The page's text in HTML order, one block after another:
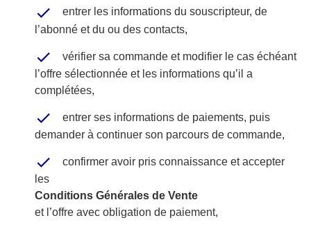
entrer les informations du souscripteur, de
l’abonné et du ou des contacts,
vérifier sa commande et modifier le cas échéant
l’offre sélectionnée et les informations qu’il a
complétées,
entrer ses informations de paiements, puis
demander à continuer son parcours de commande,
confirmer avoir pris connaissance et accepter
les
Conditions Générales de Vente
et l’offre avec obligation de paiement,